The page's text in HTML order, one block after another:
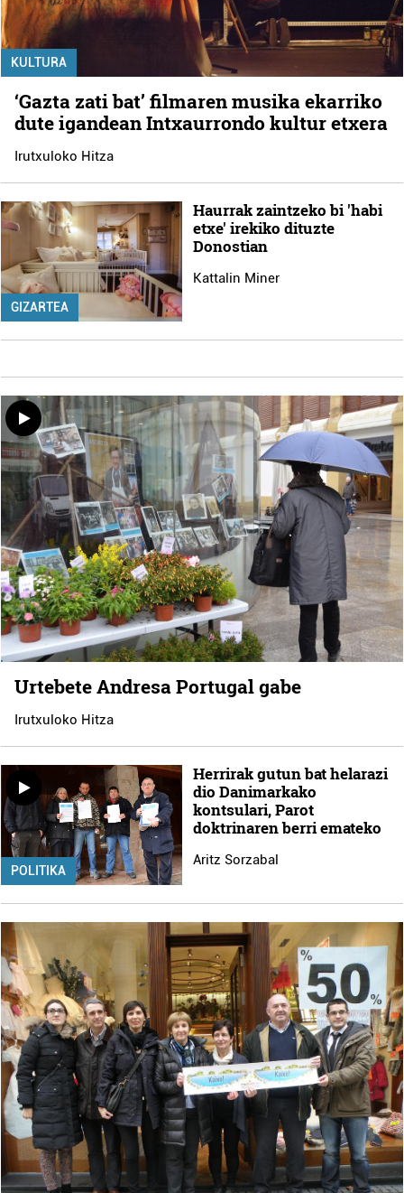
KULTURA
‘Gazta zati bat’ filmaren musika ekarriko
dute igandean Intxaurrondo kultur etxera
Irutxuloko Hitza
GIZARTEA
Haurrak zaintzeko bi 'habi
etxe' irekiko dituzte
Donostian
Kattalin Miner
Urtebete Andresa Portugal gabe
Irutxuloko Hitza
POLITIKA
Herrirak gutun bat helarazi
dio Danimarkako
kontsulari, Parot
doktrinaren berri emateko
Aritz Sorzabal